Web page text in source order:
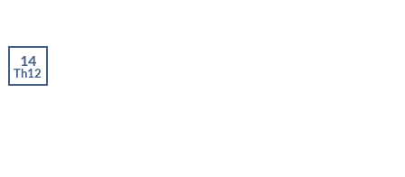
14
Th12